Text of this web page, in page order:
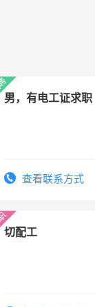
男，有电工证求职
查看联系方式
切配工